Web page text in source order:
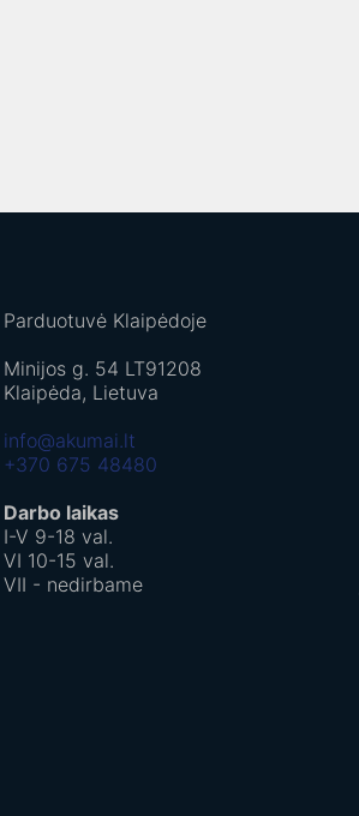
Parduotuvė Klaipėdoje
Minijos g. 54 LT91208
Klaipėda, Lietuva
info@akumai.lt
+370 675 48480
Darbo laikas
I-V 9-18 val.
VI 10-15 val.
VII - nedirbame